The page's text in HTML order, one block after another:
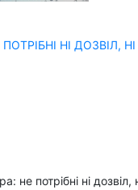
НІ ДОЗВІЛ,
не потрібні ні дозвіл,